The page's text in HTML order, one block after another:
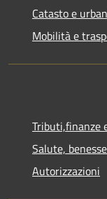
Catasto e
Mobilità e
Tributi,finanze
Salute,
Autorizzazioni